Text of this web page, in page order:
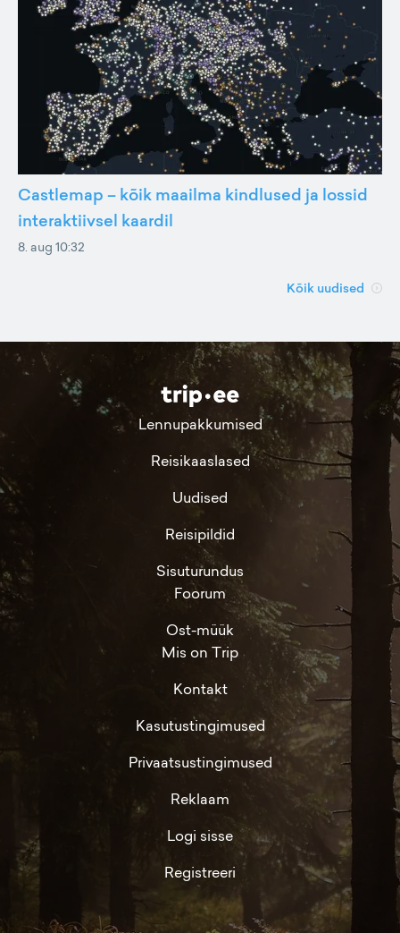
Castlemap – kõik maailma kindlused ja lossid
interaktiivsel kaardil
8. aug 10:32
Kõik uudised
Lennupakkumised
Reisikaaslased
Uudised
Reisipildid
Sisuturundus
Foorum
Ost-müük
Mis on Trip
Kontakt
Kasutustingimused
Privaatsustingimused
Reklaam
Logi sisse
Registreeri